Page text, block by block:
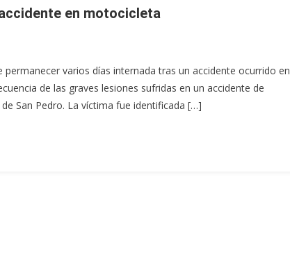
en motocicleta
varios días internada tras un accidente ocurrido en
de las graves lesiones sufridas en un accidente de
San Pedro. La víctima fue identificada […]